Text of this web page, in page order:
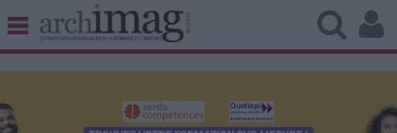
BIBLIOTHÈQUE ÉDITION